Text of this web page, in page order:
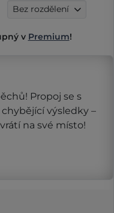
Bez rozdělení
v Premium!
Propoj se s
výsledky –
na své místo!